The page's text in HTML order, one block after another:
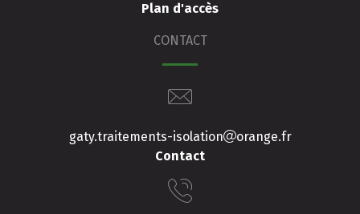
Plan d'accès
CONTACT
gaty.traitements-isolation
orange.fr
Contact